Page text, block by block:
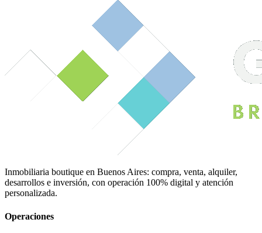
Inmobiliaria boutique en Buenos Aires: compra, venta, alquiler,
desarrollos e inversión, con operación 100% digital y atención
personalizada.
Operaciones